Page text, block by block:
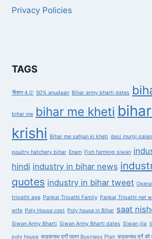
Privacy Policies
TAGS
'मिशन 4.0' 50% anudaan Bihar army bharti dates
bihar me bihar me kheti
krishi Bihar me sahjan ki kheti desi murgi
poultry hatchery bihar Enam Fish farming siwan
hindi industry in bihar news
quotes industry in bihar tweet
tripathi age Pankaj Tripathi Family Pankaj Tripathi net
wife Poly House cost Poly house in Bihar saat
Siwan Army Bharti Siwan Army Bharti dates Siwan jila
poly house कड़कनाथ मुर्गी पालन Business Plan कड़कनाथ मुर्गे की